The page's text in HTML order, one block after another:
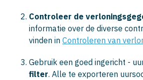
Controleer de
informatie over de diverse
vinden in Controleren van
Gebruik een goed ingericht -
filter. Alle te exporteren